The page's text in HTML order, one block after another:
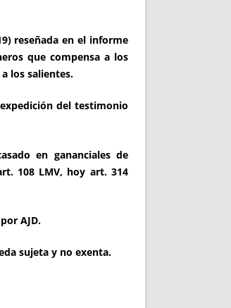
reseñada en el informe
que compensa a los
los salientes.
del testimonio
en gananciales de
108 LMV, hoy art. 314
AJD.
sujeta y no exenta.